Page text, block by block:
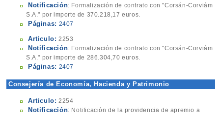
Notificación: Formalización de contrato con "Corsán-Corviám
S.A." por importe de 370.218,17 euros.
Páginas: 2407
Articulo: 2253
Notificación: Formalización de contrato con "Corsán-Corviám
S.A." por importe de 286.304,70 euros.
Páginas: 2407
Consejería de Economía, Hacienda y Patrimonio
Articulo: 2254
Notificación: Notificación de la providencia de apremio a